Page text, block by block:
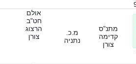
מתנ"ס
קדימה
צורן
מ.כ.
נתניה
אולם
חט"ב
הרצוג
צורן